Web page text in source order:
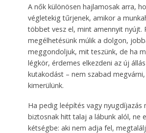
A nők különösen hajlamosak arra,
végletekig tűrjenek, amikor a
többet vesz el, mint amennyit nyújt.
megélhetésünk múlik a dolgon,
meggondoljuk, mit teszünk, de ha
légkör, érdemes elkezdeni az új
kutakodást – nem szabad
kimerülünk.
Ha pedig leépítés vagy nyugdíjazás
biztosnak hitt talaj a lábunk alól, ne
kétségbe: aki nem adja fel,